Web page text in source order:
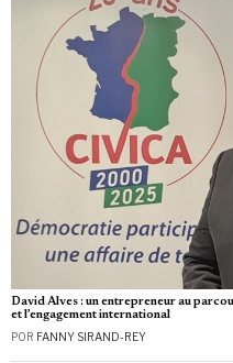
David Alves : un entrepreneur au
et l’engagement international
POR FANNY SIRAND-REY